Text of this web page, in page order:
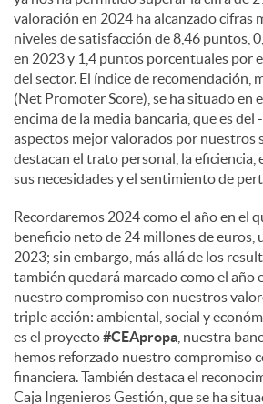
e
s
valoración en 2024 ha alcanzado cifras
niveles de satisfacción de 8,46 puntos,
en 2023 y 1,4 puntos porcentuales por
del sector. El índice de recomendación,
(Net Promoter Score), se ha situado en
encima de la media bancaria, que es del
aspectos mejor valorados por nuestros
destacan el trato personal, la eficiencia,
sus necesidades y el sentimiento de
Recordaremos 2024 como el año en el
beneficio neto de 24 millones de euros,
2023; sin embargo, más allá de los
también quedará marcado como el año
nuestro compromiso con nuestros
triple acción: ambiental, social y
es el proyecto#CEApropa , nuestra
hemos reforzado nuestro compromiso
financiera. También destaca el
Caja Ingenieros Gestión, que se ha